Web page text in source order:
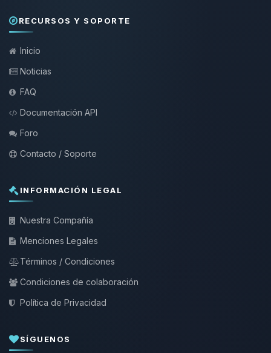
RECURSOS Y SOPORTE
Inicio
Noticias
FAQ
Documentación API
Foro
Contacto / Soporte
INFORMACIÓN LEGAL
Nuestra Compañía
Menciones Legales
Términos / Condiciones
Condiciones de colaboración
Política de Privacidad
SÍGUENOS